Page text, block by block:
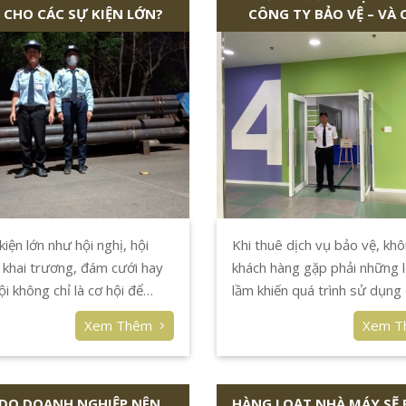
CÁC SỰ KIỆN LỚN?
lớn như hội nghị, hội
trương, đám cưới hay
không chỉ là cơ hội để
hay tổ chức thể hiện
còn là dịp để kết nối với
và đối tác. Tuy nhiên,
kiện này cũng tiềm ẩn
Xem Thêm
CÔNG TY BẢO VỆ – VÀ
TRÁNH
Khi thuê dịch vụ bảo vệ,
khách hàng gặp phải những
lầm khiến quá trình sử dụng
không được như mong đợi,
hơn là gặp phải các vấn đề
ninh, tài sản. Để tránh những rủi ro
này, Công ty Bảo Vệ Long
Xem